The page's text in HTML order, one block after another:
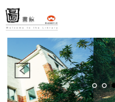
跳
到
主
要
容